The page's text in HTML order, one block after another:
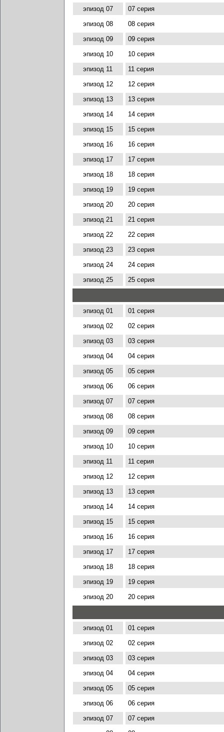
эпизод 07
07 серия
эпизод 08
08 серия
эпизод 09
09 серия
эпизод 10
10 серия
эпизод 11
11 серия
эпизод 12
12 серия
эпизод 13
13 серия
эпизод 14
14 серия
эпизод 15
15 серия
эпизод 16
16 серия
эпизод 17
17 серия
эпизод 18
18 серия
эпизод 19
19 серия
эпизод 20
20 серия
эпизод 21
21 серия
эпизод 22
22 серия
эпизод 23
23 серия
эпизод 24
24 серия
эпизод 25
25 серия
эпизод 01
01 серия
эпизод 02
02 серия
эпизод 03
03 серия
эпизод 04
04 серия
эпизод 05
05 серия
эпизод 06
06 серия
эпизод 07
07 серия
эпизод 08
08 серия
эпизод 09
09 серия
эпизод 10
10 серия
эпизод 11
11 серия
эпизод 12
12 серия
эпизод 13
13 серия
эпизод 14
14 серия
эпизод 15
15 серия
эпизод 16
16 серия
эпизод 17
17 серия
эпизод 18
18 серия
эпизод 19
19 серия
эпизод 20
20 серия
эпизод 01
01 серия
эпизод 02
02 серия
эпизод 03
03 серия
эпизод 04
04 серия
эпизод 05
05 серия
эпизод 06
06 серия
эпизод 07
07 серия